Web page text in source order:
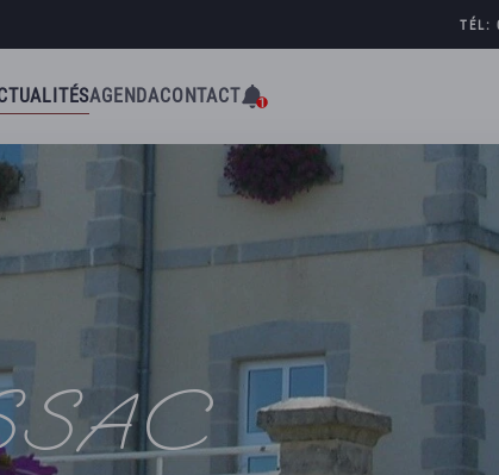
TÉL:
AGENDACONTACT